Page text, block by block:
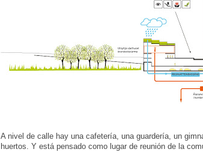
A nivel de calle hay una cafetería, una guardería, un
huertos. Y está pensado como lugar de reunión de la